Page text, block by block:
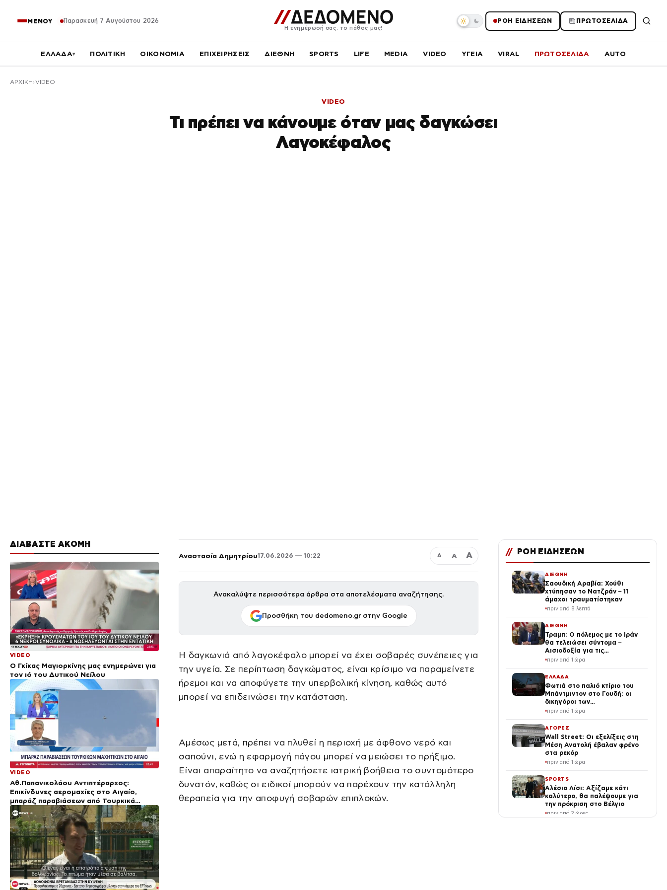
ΜΕΝΟΥ Παρασκευή 7 Αυγούστου 2026
Η ενημέρωσή σας, το πάθος μας!
ΡΟΗ ΕΙΔΗΣΕΩΝ ΠΡΩΤΟΣΕΛΙΔΑ
ΕΛΛΑΔΑ▾ ΠΟΛΙΤΙΚΗ ΟΙΚΟΝΟΜΙΑ ΕΠΙΧΕΙΡΗΣΕΙΣ ΔΙΕΘΝΗ SPORTS LIFE MEDIA VIDEO ΥΓΕΙΑ VIRAL ΠΡΩΤΟΣΕΛΙΔΑ AUTO
ΑΡΧΙΚΉ VIDEO
VIDEO
Τι πρέπει να κάνουμε όταν μας δαγκώσει
Λαγοκέφαλος
ΔΙΑΒΑΣΤΕ ΑΚΟΜΗ
VIDEO
Ο Γκίκας Μαγιορκίνης μας ενημερώνει για
τον ιό του Δυτικού Νείλου
VIDEO
Αθ.Παπανικολάου Αντιπτέραρχος:
Επικίνδυνες αερομαχίες στο Αιγαίο,
μπαράζ παραβιάσεων από Τουρκικά
μαχητικά
Αναστασία Δημητρίου17.06.2026 — 10:22 Α Α Α
Ανακαλύψτε περισσότερα άρθρα στα αποτελέσματα αναζήτησης.
Προσθήκη του dedomeno.gr στην Google
Η δαγκωνιά από λαγοκέφαλο μπορεί να έχει σοβαρές συνέπειες για
την υγεία. Σε περίπτωση δαγκώματος, είναι κρίσιμο να παραμείνετε
ήρεμοι και να αποφύγετε την υπερβολική κίνηση, καθώς αυτό
μπορεί να επιδεινώσει την κατάσταση.
Αμέσως μετά, πρέπει να πλυθεί η περιοχή με άφθονο νερό και
σαπούνι, ενώ η εφαρμογή πάγου μπορεί να μειώσει το πρήξιμο.
Είναι απαραίτητο να αναζητήσετε ιατρική βοήθεια το συντομότερο
δυνατόν, καθώς οι ειδικοί μπορούν να παρέχουν την κατάλληλη
θεραπεία για την αποφυγή σοβαρών επιπλοκών.
// ΡΟΗ ΕΙΔΗΣΕΩΝ
ΔΙΕΘΝΗ
Σαουδική Αραβία: Χούθι
χτύπησαν το Νατζράν – 11
άμαχοι τραυματίστηκαν
πριν από 8 λεπτά
ΔΙΕΘΝΗ
Τραμπ: Ο πόλεμος με το Ιράν
θα τελειώσει σύντομα –
Αισιοδοξία για τις
διαπραγματεύσεις
πριν από 1 ώρα
ΕΛΛΑΔΑ
Φωτιά στο παλιό κτίριο του
Μπάντμιντον στο Γουδή: οι
δικηγόροι των
κατηγορουμένων λένε «Η
ελλείψεων και σοβαρών
κενών»
πριν από 1 ώρα
ΑΓΟΡΕΣ
Wall Street: Οι εξελίξεις στη
Μέση Ανατολή έβαλαν φρένο
στα ρεκόρ
πριν από 1 ώρα
SPORTS
Αλέσιο Λίσι: Αξίζαμε κάτι
καλύτερο, θα παλέψουμε για
την πρόκριση στο Βέλγιο
πριν από 2 ώρες